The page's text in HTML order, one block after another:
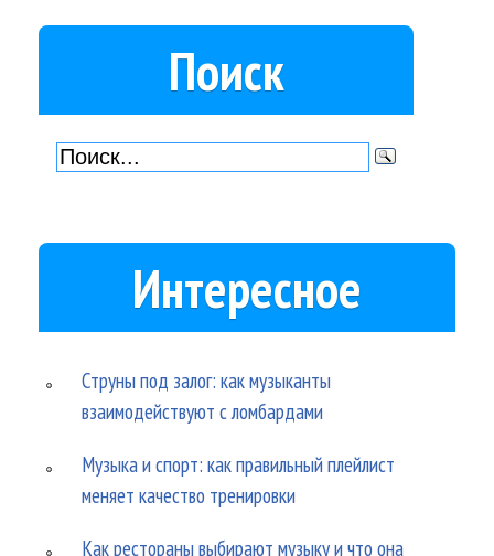
Поиск
Интересное
Струны под залог: как музыканты
взаимодействуют с ломбардами
Музыка и спорт: как правильный плейлист
меняет качество тренировки
Как рестораны выбирают музыку и что она